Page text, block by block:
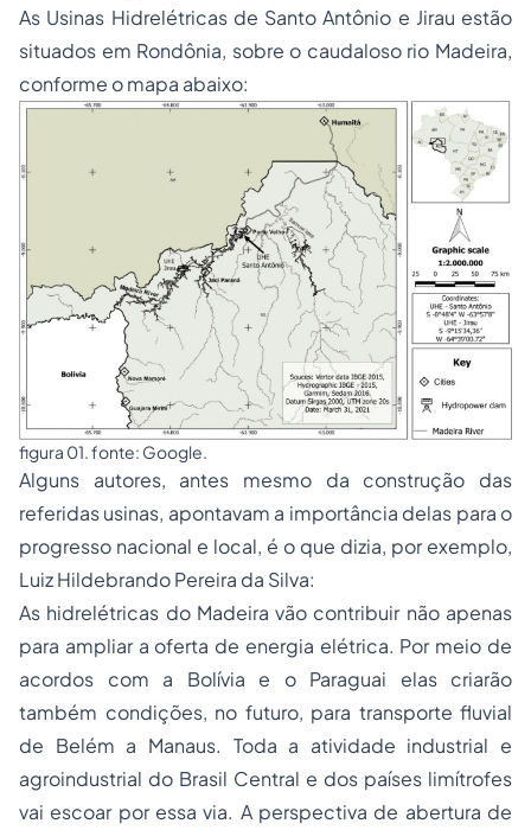
As Usinas Hidrelétricas de Santo Antônio e Jirau estão
situados em Rondônia, sobre o caudaloso rio Madeira,
conforme o mapa abaixo:
figura 01. fonte: Google.
Alguns autores, antes mesmo da construção das
referidas usinas, apontavam a importância delas para o
progresso nacional e local, é o que dizia, por exemplo,
Luiz Hildebrando Pereira da Silva:
As hidrelétricas do Madeira vão contribuir não apenas
para ampliar a oferta de energia elétrica. Por meio de
acordos com a Bolívia e o Paraguai elas criarão
também condições, no futuro, para transporte fluvial
de Belém a Manaus. Toda a atividade industrial e
agroindustrial do Brasil Central e dos países limítrofes
vai escoar por essa via. A perspectiva de abertura de